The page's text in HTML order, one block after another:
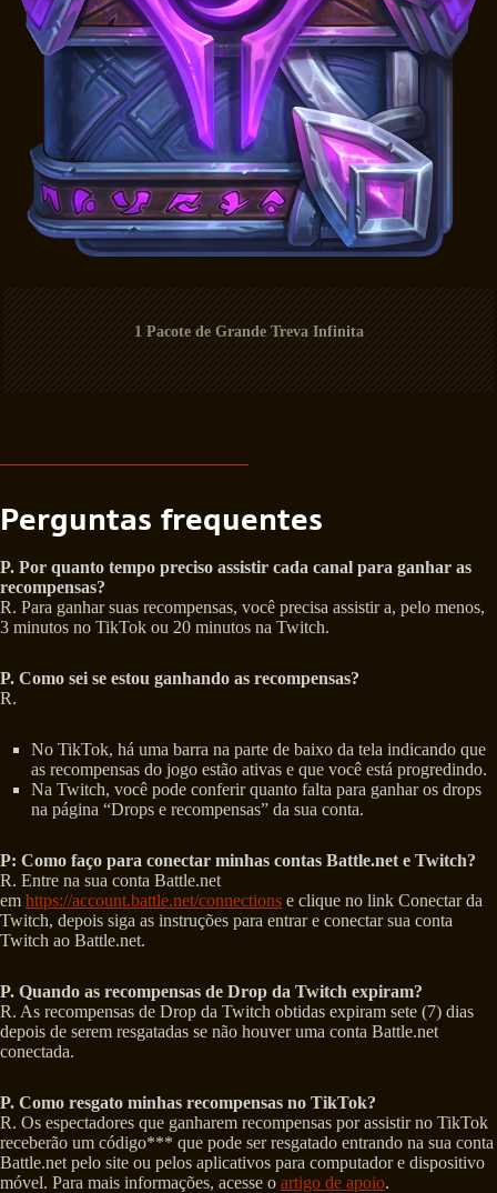
1 Pacote de Grande Treva Infinita
Perguntas frequentes
P. Por quanto tempo preciso assistir cada canal para ganhar as
recompensas?
R. Para ganhar suas recompensas, você precisa assistir a, pelo menos,
3 minutos no TikTok ou 20 minutos na Twitch.
P. Como sei se estou ganhando as recompensas?
R.
No TikTok, há uma barra na parte de baixo da tela indicando que
as recompensas do jogo estão ativas e que você está progredindo.
Na Twitch, você pode conferir quanto falta para ganhar os drops
na página “Drops e recompensas” da sua conta.
P: Como faço para conectar minhas contas Battle.net e Twitch?
R. Entre na sua conta Battle.net
em https://account.battle.net/connections e clique no link Conectar da
Twitch, depois siga as instruções para entrar e conectar sua conta
Twitch ao Battle.net.
P. Quando as recompensas de Drop da Twitch expiram?
R. As recompensas de Drop da Twitch obtidas expiram sete (7) dias
depois de serem resgatadas se não houver uma conta Battle.net
conectada.
P. Como resgato minhas recompensas no TikTok?
R. Os espectadores que ganharem recompensas por assistir no TikTok
receberão um código*** que pode ser resgatado entrando na sua conta
Battle.net pelo site ou pelos aplicativos para computador e dispositivo
móvel. Para mais informações, acesse o artigo de apoio.